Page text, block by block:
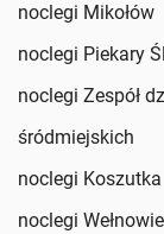
noclegi Mikołów
noclegi Piekary
noclegi Zespół
śródmiejskich
noclegi Koszutka
noclegi